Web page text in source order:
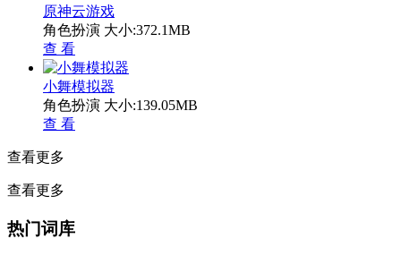
原神云游戏
角色扮演 大小:372.1MB
查 看
小舞模拟器
角色扮演 大小:139.05MB
查 看
查看更多
查看更多
热门词库